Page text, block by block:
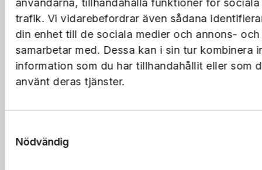
användarna, tillhandahålla funktioner för
trafik. Vi vidarebefordrar även sådana
din enhet till de sociala medier och annons-
samarbetar med. Dessa kan i sin tur kombinera
information som du har tillhandahållit eller som
använt deras tjänster.
Nödvändig
Till rapporterna